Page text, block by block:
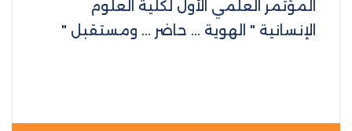
المؤتمر العلمي الأول لكلية العلوم
الإنسانية " الهوية ... حاضر ... ومستقبل "